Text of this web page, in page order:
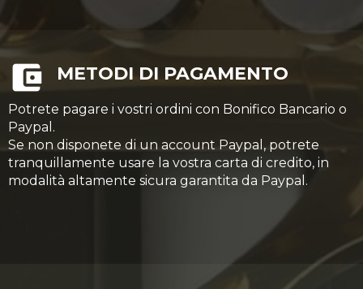
METODI DI PAGAMENTO
Potrete pagare i vostri ordini con Bonifico Bancario o
Paypal.
Se non disponete di un account Paypal, potrete
tranquillamente usare la vostra carta di credito, in
modalità altamente sicura garantita da Paypal.